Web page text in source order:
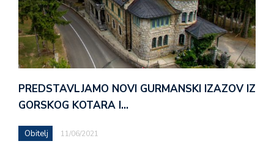
PREDSTAVLJAMO NOVI GURMANSKI IZAZOV IZ
GORSKOG KOTARA I…
Obitelj 11/06/2021